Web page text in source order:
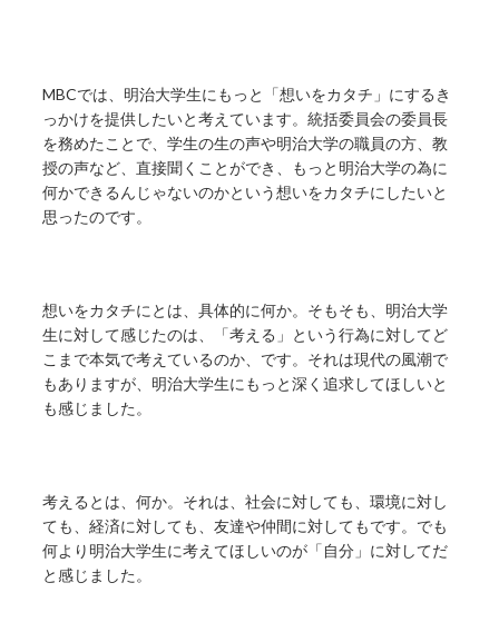
MBCでは、明治大学生にもっと「想いをカタチ」にするき
っかけを提供したいと考えています。統括委員会の委員長
を務めたことで、学生の生の声や明治大学の職員の方、教
授の声など、直接聞くことができ、もっと明治大学の為に
何かできるんじゃないのかという想いをカタチにしたいと
思ったのです。
想いをカタチにとは、具体的に何か。そもそも、明治大学
生に対して感じたのは、「考える」という行為に対してど
こまで本気で考えているのか、です。それは現代の風潮で
もありますが、明治大学生にもっと深く追求してほしいと
も感じました。
考えるとは、何か。それは、社会に対しても、環境に対し
ても、経済に対しても、友達や仲間に対してもです。でも
何より明治大学生に考えてほしいのが「自分」に対してだ
と感じました。